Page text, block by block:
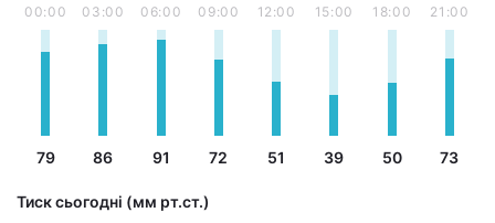
00:00
79
03:00
86
06:00
91
09:00
72
12:00
51
15:00
39
18:00
50
21:00
73
Тиск сьогодні (мм рт.ст.)